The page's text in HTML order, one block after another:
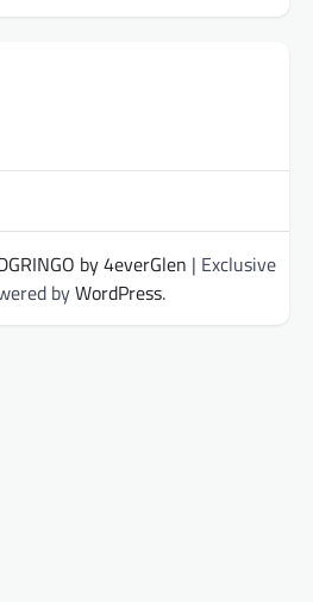
by 4everGlen | Exclusive
byWordPress.